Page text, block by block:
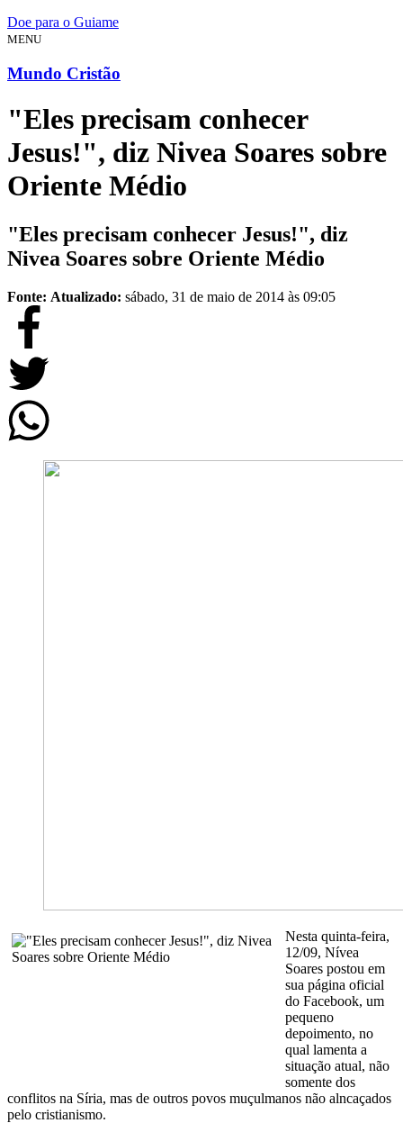
Doe para o Guiame
MENU
Mundo Cristão
"Eles precisam conhecer
Jesus!", diz Nivea Soares sobre
Oriente Médio
"Eles precisam conhecer Jesus!", diz
Nivea Soares sobre Oriente Médio
Fonte: Atualizado: sábado, 31 de maio de 2014 às 09:05
Nesta quinta-feira,
12/09, Nívea
Soares postou em
sua página oficial
do Facebook, um
pequeno
depoimento, no
qual lamenta a
situação atual, não
somente dos
conflitos na Síria, mas de outros povos muçulmanos não alncaçados
pelo cristianismo.